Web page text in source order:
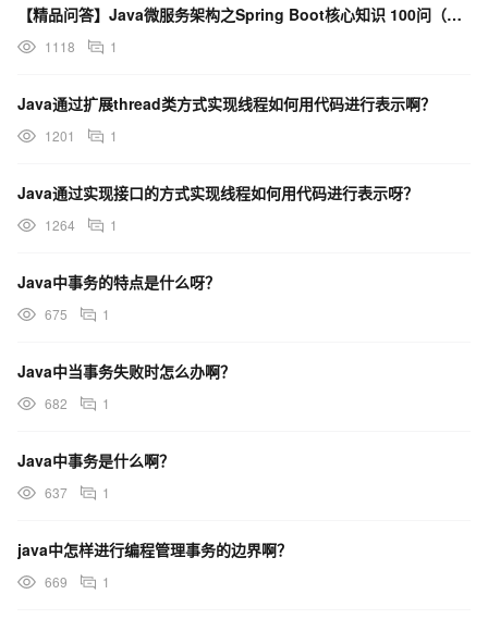
【精品问答】Java微服务架构之Spring Boot核心知识 100问（附源码）
1118 1
Java通过扩展thread类方式实现线程如何用代码进行表示啊？
1201 1
Java通过实现接口的方式实现线程如何用代码进行表示呀？
1264 1
Java中事务的特点是什么呀？
675 1
Java中当事务失败时怎么办啊？
682 1
Java中事务是什么啊？
637 1
java中怎样进行编程管理事务的边界啊？
669 1